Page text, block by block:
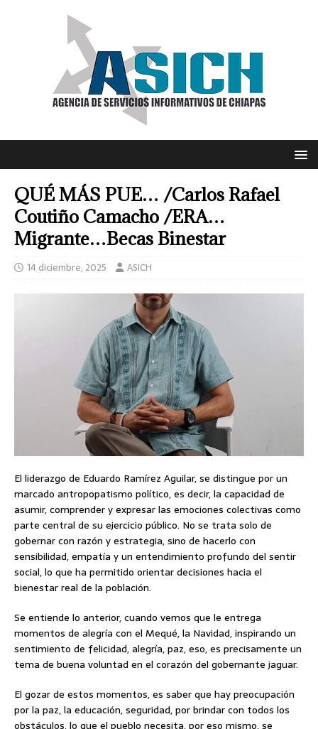
QUÉ MÁS PUE… /Carlos Rafael
Coutiño Camacho /ERA…
Migrante…Becas Binestar
14 diciembre, 2025 ASICH
El liderazgo de Eduardo Ramírez Aguilar, se distingue por un
marcado antropopatismo político, es decir, la capacidad de
asumir, comprender y expresar las emociones colectivas como
parte central de su ejercicio público. No se trata solo de
gobernar con razón y estrategia, sino de hacerlo con
sensibilidad, empatía y un entendimiento profundo del sentir
social, lo que ha permitido orientar decisiones hacia el
bienestar real de la población.
Se entiende lo anterior, cuando vemos que le entrega
momentos de alegría con el Mequé, la Navidad, inspirando un
sentimiento de felicidad, alegría, paz, eso, es precisamente un
tema de buena voluntad en el corazón del gobernante jaguar.
El gozar de estos momentos, es saber que hay preocupación
por la paz, la educación, seguridad, por brindar con todos los
obstáculos, lo que el pueblo necesita, por eso mismo, se